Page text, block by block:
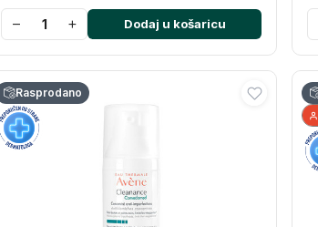
− + Dodaj u košaricu
Rasprodano